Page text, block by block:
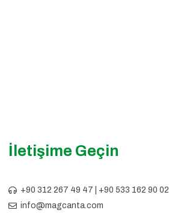
İletişime Geçin
+90 312 267 49 47 | +90 533 162 90 02
info@magcanta.com